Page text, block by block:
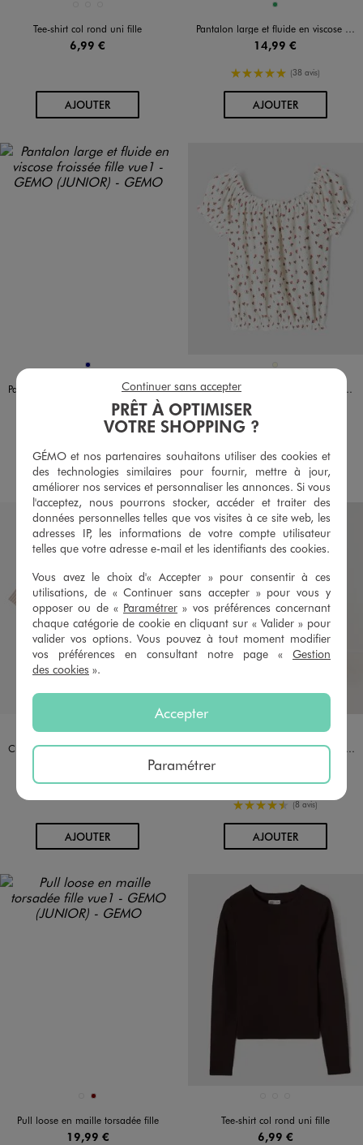
Tee-shirt col rond uni fille
6,99 €
AJOUTERAU PANIER
Disponible en 1 coloris
VERT
Pantalon large et fluide en viscose imprimé tropical fille
14,99 €
5/5 de moyenne
(38 avis)
AJOUTERAU PANIER
Disponible en 1 coloris
MARINE
Pantalon large et fluide en viscose froissée fille
4.5/5 de moyenne
(62 avis)
AJOUTERAU PANIER
Disponible en 1 coloris
Tee-shirt manches courtes à motifs fleuris finitions froncées fille
AJOUTERAU PANIER
Disponible en 1 coloris
Chemise rayée à manches courtes fille
AJOUTERAU PANIER
Disponible en 1 coloris
Jupe-short courte et plissée à carreaux fille
-50% sur le 2ème produit d'été
4.5/5 de moyenne
(8 avis)
AJOUTERAU PANIER
Disponible en 2 coloris
BLANCBORDEAUX
Pull loose en maille torsadée fille
19,99 €
Tee-shirt col rond uni fille
6,99 €
PRÊT À OPTIMISER
VOTRE SHOPPING ?
GÉMO et nos partenaires souhaitons utiliser des cookies et
des technologies similaires pour fournir, mettre à jour,
améliorer nos services et personnaliser les annonces. Si vous
l'acceptez, nous pourrons stocker, accéder et traiter des
données personnelles telles que vos visites à ce site web, les
adresses IP, les informations de votre compte utilisateur
telles que votre adresse e-mail et les identifiants des cookies.
Vous avez le choix d'« Accepter » pour consentir à ces
utilisations, de « Continuer sans accepter » pour vous y
opposer ou de « Paramétrer » vos préférences concernant
chaque catégorie de cookie en cliquant sur « Valider » pour
valider vos options. Vous pouvez à tout moment modifier
vos préférences en consultant notre page « Gestion
des cookies ».
Accepter
Paramétrer
Continuer sans accepter